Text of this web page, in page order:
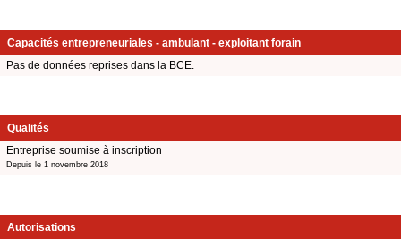
Capacités entrepreneuriales - ambulant - exploitant forain
Pas de données reprises dans la BCE.
Qualités
Entreprise soumise à inscription
Depuis le 1 novembre 2018
Autorisations